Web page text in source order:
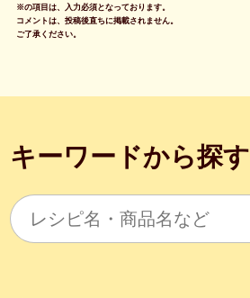
※の項目は、入力必須となっております。
コメントは、投稿後直ちに掲載されません。
ご了承ください。
キーワードから探す